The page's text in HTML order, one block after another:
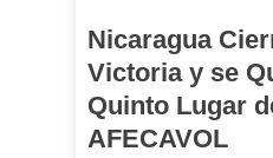
Nicaragua
Victoria y se
Quinto Lugar
AFECAVOL